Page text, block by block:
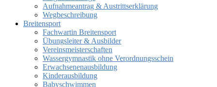
Aufnahmeantrag & Austrittserklärung
Wegbeschreibung
Breitensport
Fachwartin Breitensport
Übungsleiter & Ausbilder
Vereinsmeisterschaften
Wassergymnastik ohne Verordnungsschein
Erwachsenenausbildung
Kinderausbildung
Babyschwimmen